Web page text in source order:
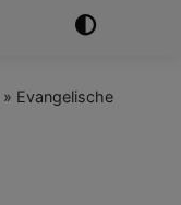
Evangelische